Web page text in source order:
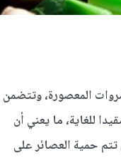
المعصورة، وتتضمن
للغاية، ما يعني أن
حمية العصائر على